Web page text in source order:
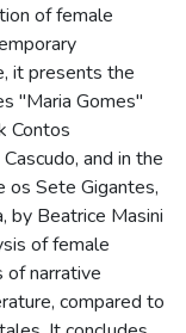
of female
it presents the
"Maria Gomes"
Contos
and in the
os Sete Gigantes,
by Beatrice Masini
of female
of narrative
compared to